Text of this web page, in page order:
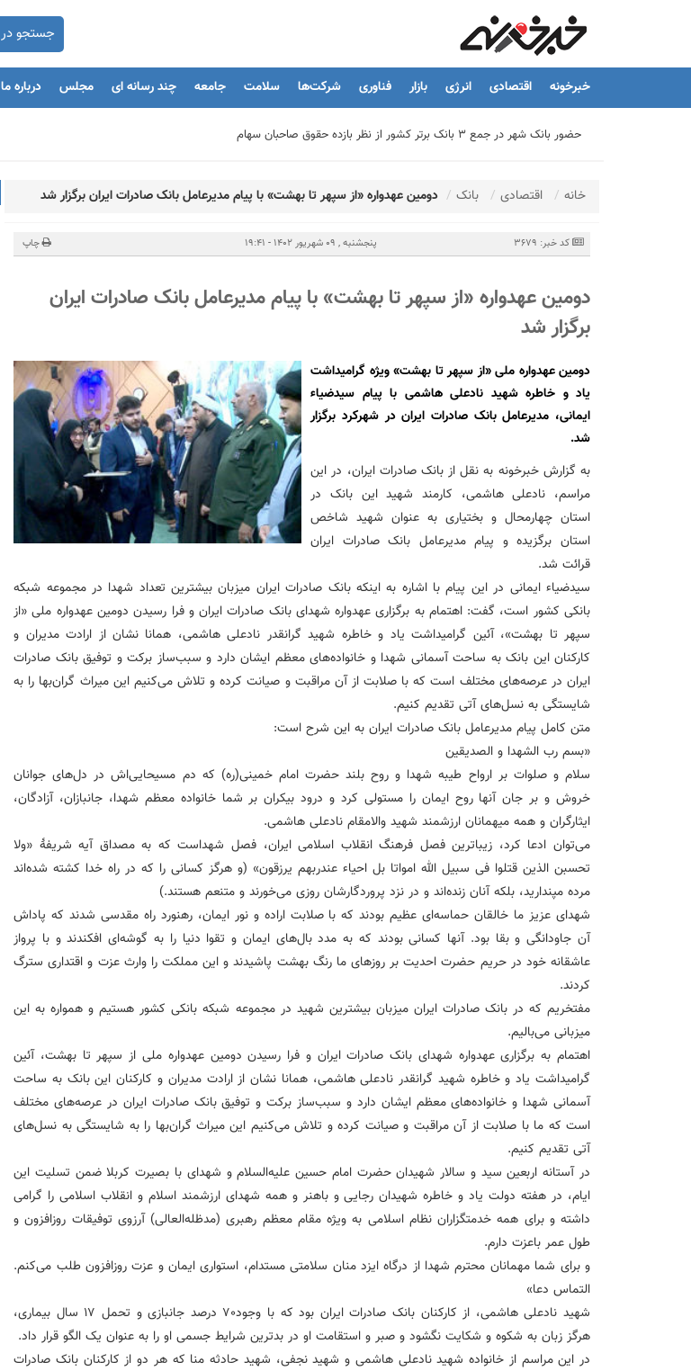
خبرخونه اقتصادی انرژی بازار فناوری شرکت‌ها سلامت جامعه چند رسانه ای مجلس درباره ما
حضور بانک شهر در جمع ۳ بانک برتر کشور از نظر بازده حقوق صاحبان سهام
تسهیلات قرض‌الحسنه ازدواج و فرزندآوری به ۲۵۰ هزار میلیارد تومان رسید
نشست تشریح برنامه های عملیاتی شعب در سال جاری با حضور مدیرعامل و مدیران ارشد بانک
عقد تفاهم نامه عرضه محصول «مستمری مادام العمر ارس» بین شرکت بیمه باران و گروه صنعتی انتخاب
وزیر اقتصاد در جمع خبرنگاران در اسلامشهر: در اجرای قانون تسهیل مجوزهای كسب‌و‌كار بی‌اغماض عمل می‌كنیم
آغاز فرایند اجرایی طرح مولدسازی بعد از نوروز
طرح آتیه ملی ؛ محصول جدید و منحصربفرد بانک ملی ایران
خانه اقتصادی بانک ​دومین عهدواره «از سپهر تا بهشت» با پیام مدیرعامل بانک صادرات ایران برگزار شد
کد خبر: 3679 پنجشنبه , 09 شهریور 1402 - 19:41 چاپ
​دومین عهدواره «از سپهر تا بهشت» با پیام مدیرعامل بانک صادرات ایران
برگزار شد
دومین عهدواره ملی «از سپهر تا بهشت» ویژه گرامیداشت
یاد و خاطره شهید نادعلی هاشمی با پیام سیدضیاء
ایمانی، مدیرعامل بانک صادرات ایران در شهرکرد برگزار
شد.
به گزارش خبرخونه به نقل از بانک صادرات ایران، در این
مراسم، نادعلی هاشمی، کارمند شهید این بانک در
استان چهارمحال و بختیاری به عنوان شهید شاخص
استان برگزیده و پیام مدیرعامل بانک صادرات ایران
قرائت شد.
سیدضیاء ایمانی در این پیام با اشاره به اینکه بانک صادرات ایران میزبان بیشترین تعداد شهدا در مجموعه شبکه
بانکی کشور است، گفت: اهتمام به برگزاری عهدواره شهدای بانک صادرات ایران و فرا رسیدن دومین عهدواره ملی «از
سپهر تا بهشت»، آئین گرامیداشت یاد و خاطره شهید گرانقدر نادعلی هاشمی، همانا نشان از ارادت مدیران و
کارکنان این بانک به ساحت آسمانی شهدا و خانواده‌های معظم ایشان دارد و سبب‌ساز برکت و توفیق بانک صادرات
ایران در عرصه‌های مختلف است که با صلابت از آن مراقبت و صیانت کرده و تلاش می‌کنیم این میراث گران‌بها را به
شایستگی به نسل‌های آتی تقدیم کنیم.
متن کامل پیام مدیرعامل بانک صادرات ایران به این شرح است:
«بسم‌ رب الشهدا و الصدیقین
سلام و صلوات بر ارواح طیبه شهدا و روح بلند حضرت امام خمینی(ره) که دم مسیحایی‌اش در دل‌های جوانان
خروش و بر جان آنها روح ایمان را مستولی کرد و درود بیکران بر شما خانواده معظم شهدا، جانبازان، آزادگان،
ایثارگران و همه میهمانان ارزشمند شهید والامقام نادعلی هاشمی.
می‌توان ادعا کرد، زیباترین فصل فرهنگ انقلاب اسلامی ایران، فصل شهداست که به مصداق آیه شریفۀ «ولا
تحسبن الذین قتلوا فی سبیل الله امواتا بل احیاء عندربهم یرزقون» (و هرگز کسانی را که در راه خدا کشته شده‌اند
مرده مپندارید، بلکه آنان زنده‌اند و در نزد پروردگارشان روزی می‌خورند و متنعم هستند.)
شهدای عزیز ما خالقان حماسه‌ای عظیم بودند که با صلابت اراده و نور ایمان، رهنورد راه مقدسی شدند که پاداش
آن جاودانگی و بقا بود. آنها کسانی بودند که به مدد بال‌های ایمان و تقوا دنیا را به گوشه‌ای افکندند و با پرواز
عاشقانه خود در حریم حضرت احدیت بر روزهای ما رنگ بهشت پاشیدند و این مملکت را وارث عزت و اقتداری سترگ
کردند.
مفتخریم که در بانک صادرات ایران میزبان بیشترین شهید در مجموعه شبکه بانکی کشور هستیم و همواره به این
میزبانی می‌بالیم.
اهتمام به برگزاری عهدواره شهدای بانک صادرات ایران و فرا رسیدن دومین عهدواره ملی از سپهر تا بهشت، آئین
گرامیداشت یاد و خاطره شهید گرانقدر نادعلی هاشمی، همانا نشان از ارادت مدیران و کارکنان این بانک به ساحت
آسمانی شهدا و خانواده‌های معظم ایشان دارد و سبب‌ساز برکت و توفیق بانک صادرات ایران در عرصه‌های مختلف
است که ما با صلابت از آن مراقبت و صیانت کرده و تلاش می‌کنیم این میراث گران‌بها را به شایستگی به نسل‌های
آتی تقدیم کنیم.
در آستانه اربعین سید و سالار شهیدان حضرت امام حسین علیه‌السلام و شهدای با بصیرت کربلا ضمن تسلیت این
ایام، در هفته دولت یاد و خاطره شهیدان رجایی و باهنر و همه شهدای ارزشمند اسلام و انقلاب اسلامی را گرامی
داشته و برای همه خدمتگزاران نظام اسلامی به ویژه مقام معظم رهبری (مدظله‌العالی) آرزوی توفیقات روزافزون و
طول عمر باعزت دارم.
و برای شما مهمانان محترم شهدا از درگاه ایزد منان سلامتی مستدام، استواری ایمان و عزت روزافزون طلب می‌کنم.
التماس دعا»
شهید نادعلی هاشمی، از کارکنان بانک صادرات ایران بود که با وجود٧٠ درصد جانبازی و تحمل ١٧ سال بیماری،
هرگز زبان به شکوه و شکایت نگشود و صبر و استقامت او در بدترین شرایط جسمی او را به عنوان یک الگو قرار داد.
در این مراسم از خانواده شهید نادعلی هاشمی و شهید نجفی، شهید حادثه منا که هر دو از کارکنان بانک صادرات